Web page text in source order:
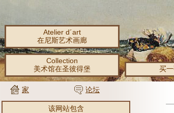
Atelier d´art
在尼斯艺术画廊
Collection
美术馆在圣彼得堡
买
家 论坛
该网站包含